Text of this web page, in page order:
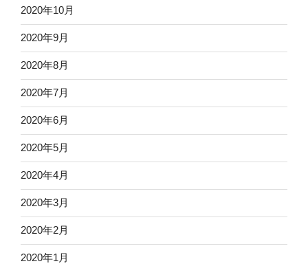
2020年10月
2020年9月
2020年8月
2020年7月
2020年6月
2020年5月
2020年4月
2020年3月
2020年2月
2020年1月